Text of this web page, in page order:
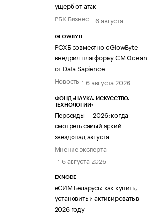
ущерб от атак
РБК Бизнес
6 августа
GLOWBYTE
РСХБ совместно с GlowByte
внедрил платформу CM Ocean
от Data Sapience
Новость
6 августа 2026
ФОНД «НАУКА. ИСКУССТВО.
ТЕХНОЛОГИИ»
Персеиды — 2026: когда
смотреть самый яркий
звездопад августа
Мнение эксперта
6 августа 2026
EXNODE
еСИМ Беларусь: как купить,
установить и активировать в
2026 году